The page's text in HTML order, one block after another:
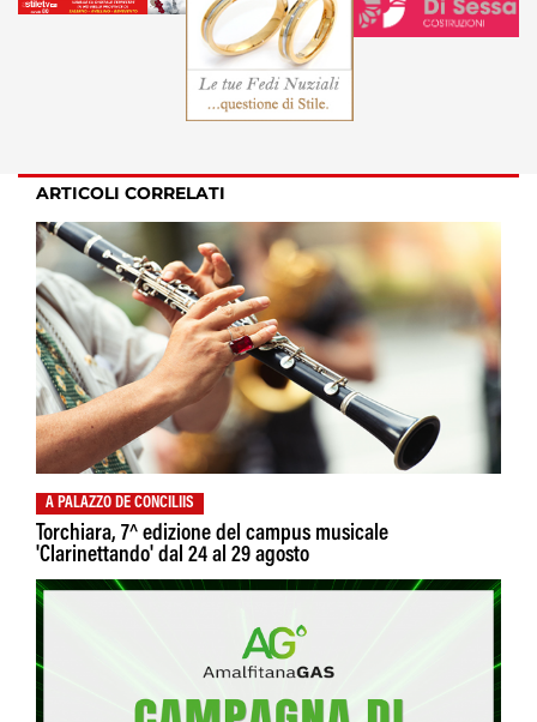
ARTICOLI CORRELATI
A PALAZZO DE CONCILIIS
Torchiara, 7^ edizione del campus musicale
'Clarinettando' dal 24 al 29 agosto